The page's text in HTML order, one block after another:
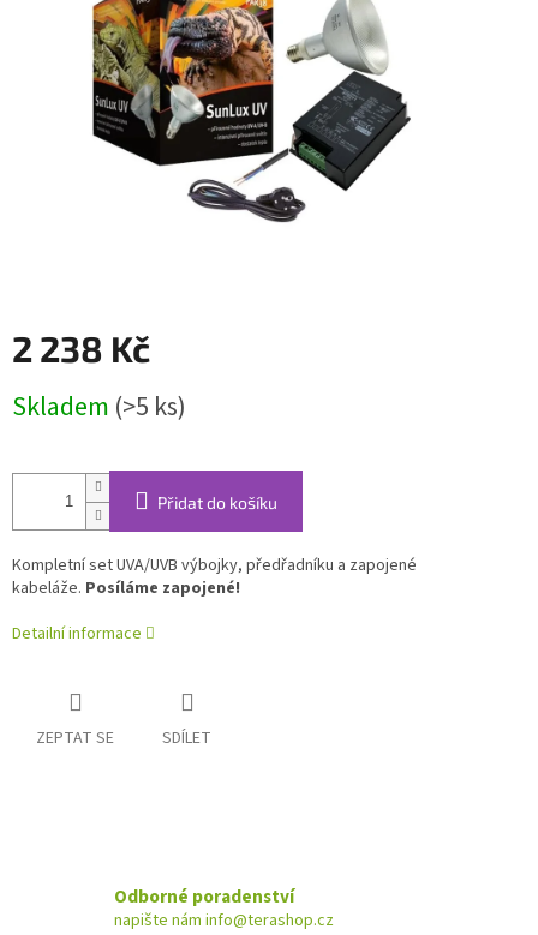
2 238 Kč
cena:
Skladem (>5 ks)
Přidat do košíku
Kompletní set UVA/UVB výbojky, předřadníku a zapojené
kabeláže. Posíláme zapojené!
Detailní informace
ZEPTAT SE SDÍLET
Odborné poradenství
napište nám info@terashop.cz